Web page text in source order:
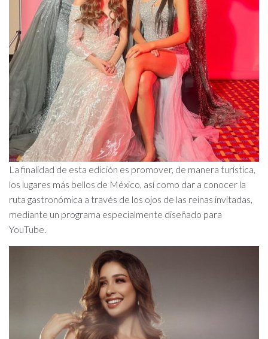
La finalidad de esta edición es promover, de manera turística,
los lugares más bellos de México, así como dar a conocer la
ruta gastronómica a través de los ojos de las reinas invitadas,
mediante un programa especialmente diseñado para
YouTube.